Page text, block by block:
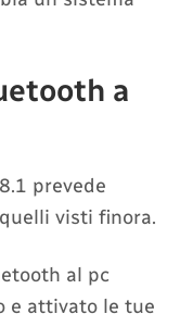
a
prevede
visti finora.
al pc
e attivato le tue